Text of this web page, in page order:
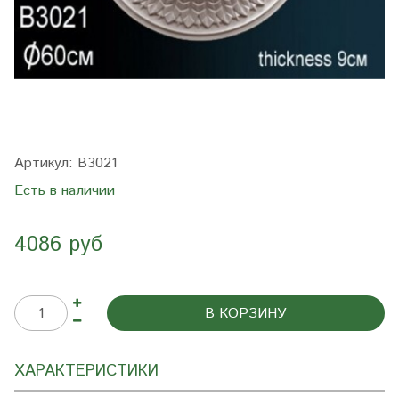
Артикул: B3021
Есть в наличии
4086 руб
В КОРЗИНУ
ХАРАКТЕРИСТИКИ